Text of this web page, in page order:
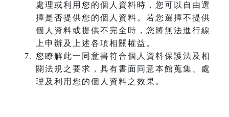
處理或利用您的個人資料時，您可以自由選
擇是否提供您的個人資料。若您選擇不提供
個人資料或提供不完全時，您將無法進行線
上申辦及上述各項相關權益。
您瞭解此一同意書符合個人資料保護法及相
關法規之要求，具有書面同意本館蒐集、處
理及利用您的個人資料之效果。